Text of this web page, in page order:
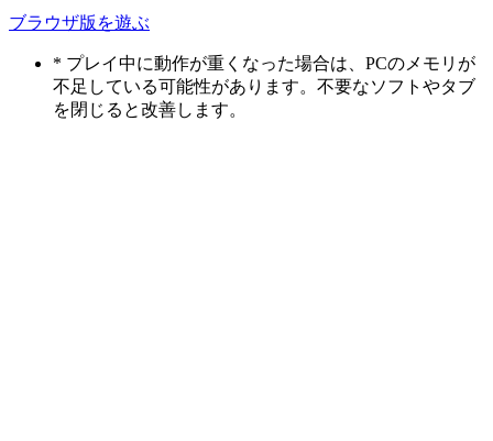
ブラウザ版を遊ぶ
* プレイ中に動作が重くなった場合は、PCのメモリが
不足している可能性があります。不要なソフトやタブ
を閉じると改善します。